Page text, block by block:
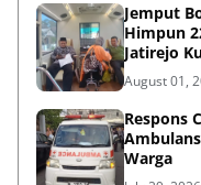
Jemput
Himpun
Jatirejo
August 01,
Respons
Warga